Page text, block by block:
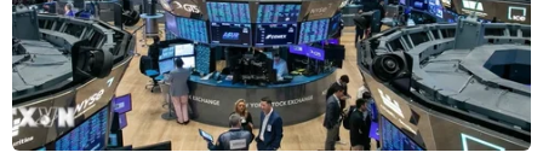
Toàn cảnh thế giới: Israel cảnh báo trước
khả năng Mỹ tấn công toàn diện Iran
02/08/2026 04:00